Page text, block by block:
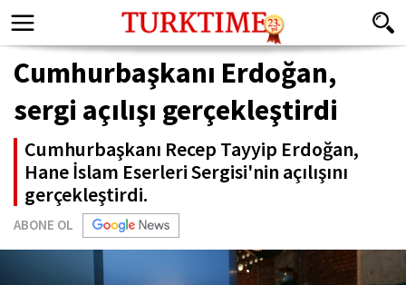
Cumhurbaşkanı Erdoğan,
sergi açılışı gerçekleştirdi
Cumhurbaşkanı Recep Tayyip Erdoğan,
Hane İslam Eserleri Sergisi'nin açılışını
gerçekleştirdi.
ABONE OL